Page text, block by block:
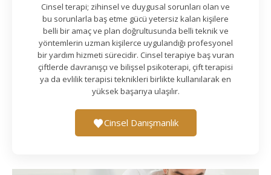
Cinsel terapi; zihinsel ve duygusal sorunları olan ve
bu sorunlarla baş etme gücü yetersiz kalan kişilere
belli bir amaç ve plan doğrultusunda belli teknik ve
yöntemlerin uzman kişilerce uygulandığı profesyonel
bir yardım hizmeti sürecidir. Cinsel terapiye baş vuran
çiftlerde davranışçı ve bilişsel psikoterapi, çift terapisi
ya da evlilik terapisi teknikleri birlikte kullanılarak en
yüksek başarıya ulaşılır.
Cinsel Danışmanlık